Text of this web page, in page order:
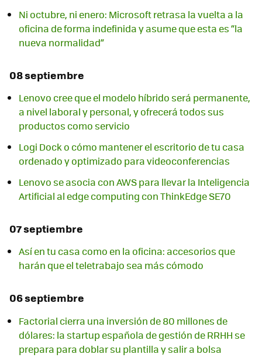
Ni octubre, ni enero: Microsoft retrasa la vuelta a la
oficina de forma indefinida y asume que esta es “la
nueva normalidad”
08 septiembre
Lenovo cree que el modelo híbrido será permanente,
a nivel laboral y personal, y ofrecerá todos sus
productos como servicio
Logi Dock o cómo mantener el escritorio de tu casa
ordenado y optimizado para videoconferencias
Lenovo se asocia con AWS para llevar la Inteligencia
Artificial al edge computing con ThinkEdge SE70
07 septiembre
Así en tu casa como en la oficina: accesorios que
harán que el teletrabajo sea más cómodo
06 septiembre
Factorial cierra una inversión de 80 millones de
dólares: la startup española de gestión de RRHH se
prepara para doblar su plantilla y salir a bolsa